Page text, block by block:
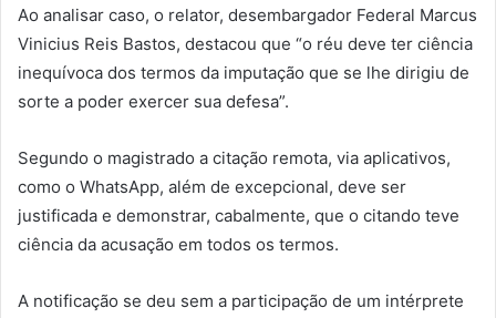
Ao analisar caso, o relator, desembargador Federal Marcus
Vinicius Reis Bastos, destacou que “o réu deve ter ciência
inequívoca dos termos da imputação que se lhe dirigiu de
sorte a poder exercer sua defesa”.
Segundo o magistrado a citação remota, via aplicativos,
como o WhatsApp, além de excepcional, deve ser
justificada e demonstrar, cabalmente, que o citando teve
ciência da acusação em todos os termos.
A notificação se deu sem a participação de um intérprete